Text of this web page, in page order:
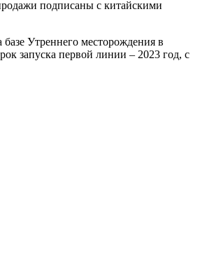
подписаны с китайскими
Утреннего месторождения в
запуска первой линии – 2023 год, с